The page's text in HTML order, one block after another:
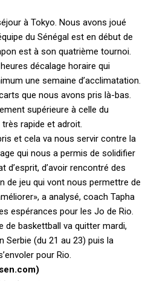
à Tokyo. Nous avons joué
du Sénégal est en début de
est à son quatrième tournoi.
décalage horaire qui
une semaine d’acclimatation.
que nous avons pris là-bas.
supérieure à celle du
très rapide et adroit.
et cela va nous servir contre la
qui nous a permis de solidifier
d’esprit, d’avoir rencontré des
de jeu qui vont nous permettre de
a analysé, coach Tapha
espérances pour les Jo de Rio.
de baskettball va quitter mardi,
Serbie (du 21 au 23) puis la
pour Rio.